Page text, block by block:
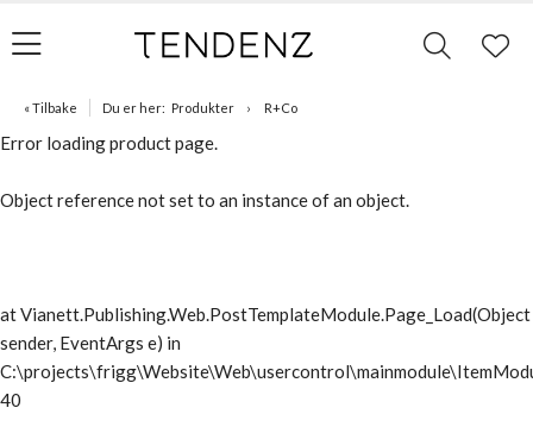
« Tilbake Du er her: Produkter R+Co
Error loading product page.
Object reference not set to an instance of an object.
at Vianett.Publishing.Web.PostTemplateModule.Page_Load(Object
sender, EventArgs e) in
40